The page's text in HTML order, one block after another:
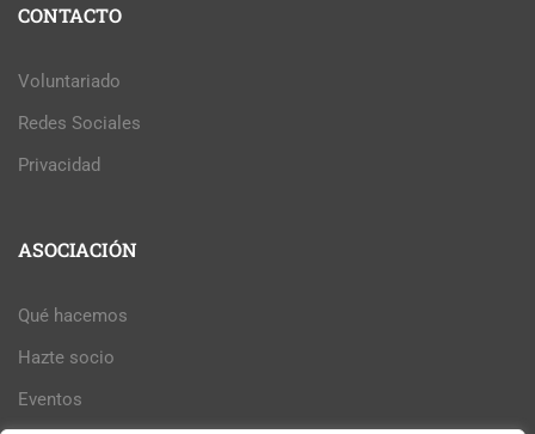
CONTACTO
Voluntariado
Redes Sociales
Privacidad
ASOCIACIÓN
Qué hacemos
Hazte socio
Eventos